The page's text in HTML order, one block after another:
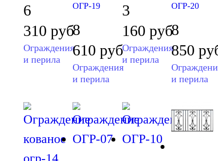
6
310 руб
Ограждения
и перила
ОГР-19
8
610руб
Ограждения
и перила
3
160 руб
Ограждения
и перила
ОГР-20
8
850
и перила